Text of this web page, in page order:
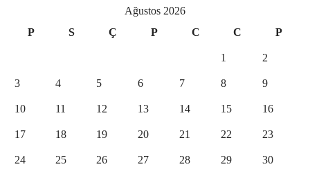
Ağustos 2026
P
S Ç P C C P
1 2
3 4 5 6 7 8 9
10 11 12 13 14 15 16
17 18 19 20 21 22 23
24 25 26 27 28 29 30